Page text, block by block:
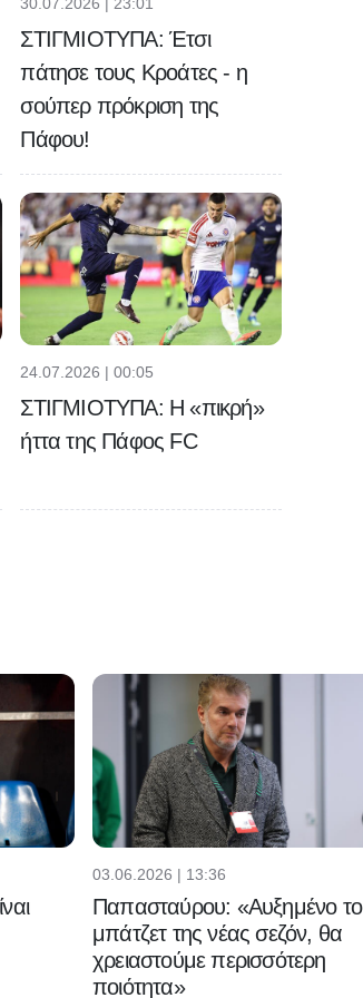
ΣΤΙΓΜΙΟΤΥΠΑ: Έτσι
πάτησε τους Κροάτες - η
σούπερ πρόκριση της
Πάφου!
24.07.2026 | 00:05
ΣΤΙΓΜΙΟΤΥΠΑ: Η «πικρή»
ήττα της Πάφος FC
03.06.2026 | 13:36
Παπασταύρου: «Αυξημένο το
μπάτζετ της νέας σεζόν, θα
χρειαστούμε περισσότερη
ποιότητα»